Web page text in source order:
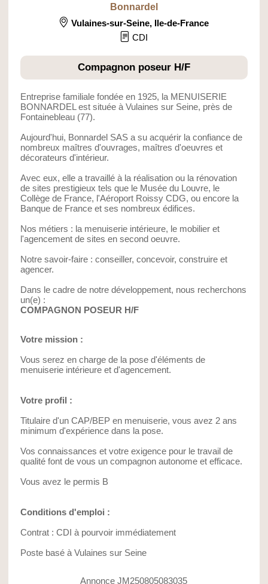
Bonnardel
Vulaines-sur-Seine, Ile-de-France
CDI
Compagnon poseur H/F
Entreprise familiale fondée en 1925, la MENUISERIE
BONNARDEL est située à Vulaines sur Seine, près de
Fontainebleau (77).
Aujourd'hui, Bonnardel SAS a su acquérir la confiance de
nombreux maîtres d'ouvrages, maîtres d'oeuvres et
décorateurs d'intérieur.
Avec eux, elle a travaillé à la réalisation ou la rénovation
de sites prestigieux tels que le Musée du Louvre, le
Collège de France, l'Aéroport Roissy CDG, ou encore la
Banque de France et ses nombreux édifices.
Nos métiers : la menuiserie intérieure, le mobilier et
l'agencement de sites en second oeuvre.
Notre savoir-faire : conseiller, concevoir, construire et
agencer.
Dans le cadre de notre développement, nous recherchons
un(e) :
COMPAGNON POSEUR H/F
Votre mission :
Vous serez en charge de la pose d'éléments de
menuiserie intérieure et d'agencement.
Votre profil :
Titulaire d'un CAP/BEP en menuiserie, vous avez 2 ans
minimum d'expérience dans la pose.
Vos connaissances et votre exigence pour le travail de
qualité font de vous un compagnon autonome et efficace.
Vous avez le permis B
Conditions d'emploi :
Contrat : CDI à pourvoir immédiatement
Poste basé à Vulaines sur Seine
Annonce JM250805083035